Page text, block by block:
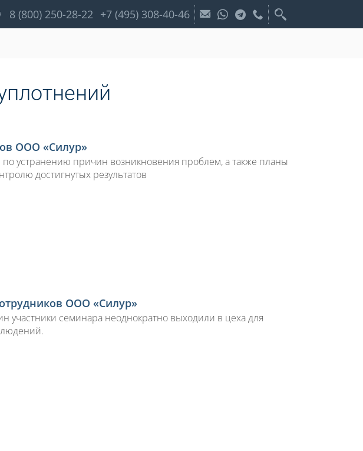
8 (800) 250-28-22 +7 (495) 308-40-46
ООО «Силур»
устранению причин возникновения проблем, а также планы
достигнутых результатов
ООО «Силур»
участники семинара неоднократно выходили в цеха для